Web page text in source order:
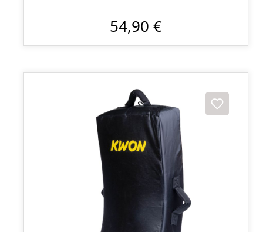
54,90 €